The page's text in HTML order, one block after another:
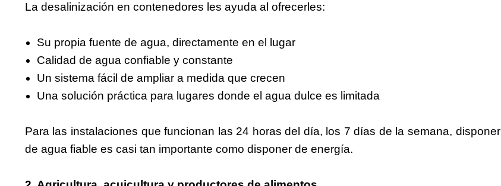
La desalinización en contenedores les ayuda al ofrecerles:
Su propia fuente de agua, directamente en el lugar
Calidad de agua confiable y constante
Un sistema fácil de ampliar a medida que crecen
Una solución práctica para lugares donde el agua dulce es limitada
Para las instalaciones que funcionan las 24 horas del día, los 7 días de la semana, disponer
de agua fiable es casi tan importante como disponer de energía.